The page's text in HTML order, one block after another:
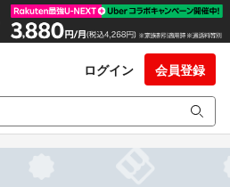
ログイン 会員登録